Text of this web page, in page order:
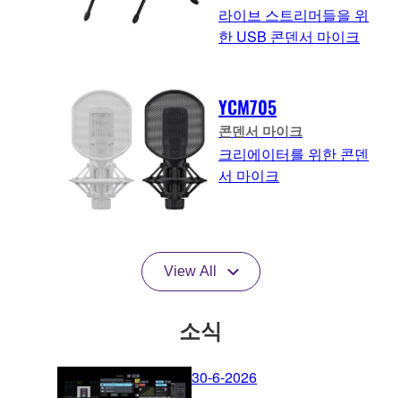
라이브 스트리머들을 위
한 USB 콘덴서 마이크
YCM705
콘덴서 마이크
크리에이터를 위한 콘덴
서 마이크
View All
소식
30-6-2026